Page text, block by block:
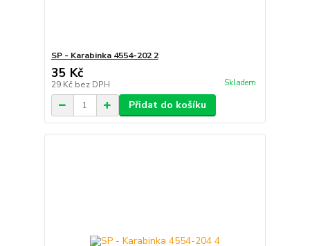
SP - Karabinka 4554-202 2
35 Kč
29 Kč bez DPH Skladem
Přidat do košíku